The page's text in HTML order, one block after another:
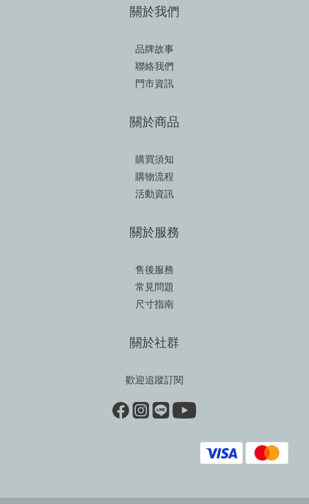
關於我們
品牌故事
聯絡我們
門市資訊
關於商品
購買須知
購物流程
活動資訊
關於服務
售後服務
常見問題
尺寸指南
關於社群
歡迎追蹤訂閱